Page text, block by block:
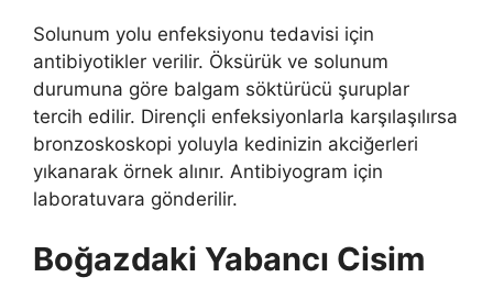
Solunum yolu enfeksiyonu tedavisi için
antibiyotikler verilir. Öksürük ve solunum
durumuna göre balgam söktürücü şuruplar
tercih edilir. Dirençli enfeksiyonlarla karşılaşılırsa
bronzoskoskopi yoluyla kedinizin akciğerleri
yıkanarak örnek alınır. Antibiyogram için
laboratuvara gönderilir.
Boğazdaki Yabancı Cisim